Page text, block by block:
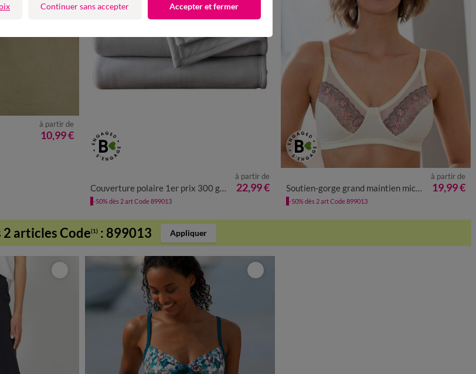
à partir de
10,99 €
Couverture polaire 1er prix 300 g/m²
à partir de
22,99 €
-50% dès 2 art Code 899013
Soutien-gorge grand maintien microfibre Caminata - sans armatures
à partir de
19,99 €
-50% dès 2 art Code 899013
2 articles Code(1) : 899013 Appliquer
Continuer sans accepter Accepter et fermer